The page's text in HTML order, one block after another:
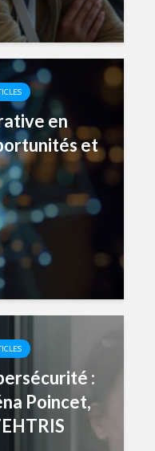
en
et
:
Poincet,